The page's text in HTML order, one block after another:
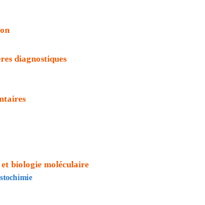
diagnostiques
biologie moléculaire